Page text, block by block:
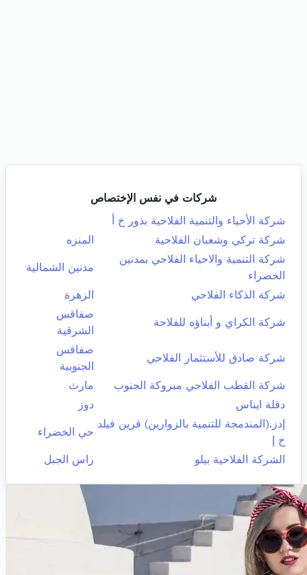
شركات في نفس الإختصاص
شركة الأحياء والتنمية الفلاحية بذور خ أ
شركة تركي وشعبان الفلاحية
المنزه
شركة التنمية والاحياء الفلاحي بمدنين
الخضراء
مدنين الشمالية
شركة الذكاء الفلاحي الزهرة
شركة الكراي و أبناؤه للفلاحة
صفاقس
الشرقية
شركة صادق للأستثمار الفلاحي
صفاقس
الجنوبية
شركة القطب الفلاحي مبروكة الجنوب
مارث
دقلة ايناس
دوز
إدز.(المندمجة للتنمية بالزوارين) قرين فيلد
خ إ
حي الخضراء
الشركة الفلاحية بيلو راس الجبل